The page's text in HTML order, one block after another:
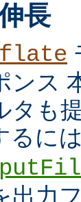
長
ンス
タも
には
出力